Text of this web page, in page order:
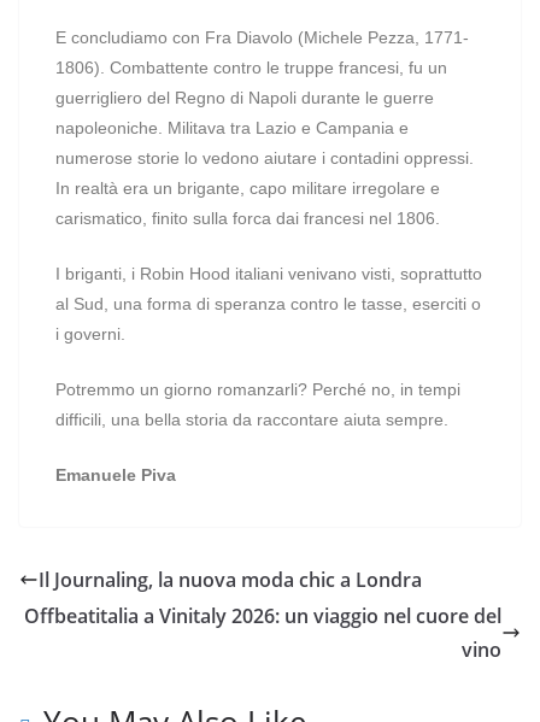
E concludiamo con Fra Diavolo (Michele Pezza, 1771-
1806). Combattente contro le truppe francesi, fu un
guerrigliero del Regno di Napoli durante le guerre
napoleoniche. Militava tra Lazio e Campania e
numerose storie lo vedono aiutare i contadini oppressi.
In realtà era un brigante, capo militare irregolare e
carismatico, finito sulla forca dai francesi nel 1806.
I briganti, i Robin Hood italiani venivano visti, soprattutto
al Sud, una forma di speranza contro le tasse, eserciti o
i governi.
Potremmo un giorno romanzarli? Perché no, in tempi
difficili, una bella storia da raccontare aiuta sempre.
Emanuele Piva
Il Journaling, la nuova moda chic a Londra
Offbeatitalia a Vinitaly 2026: un viaggio nel cuore del
vino